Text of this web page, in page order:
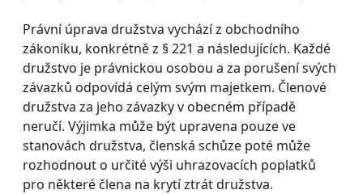
Právní úprava družstva vychází z obchodního
zákoníku, konkrétně z § 221 a následujících. Každé
družstvo je právnickou osobou a za porušení svých
závazků odpovídá celým svým majetkem. Členové
družstva za jeho závazky v obecném případě
neručí. Výjimka může být upravena pouze ve
stanovách družstva, členská schůze poté může
rozhodnout o určité výši uhrazovacích poplatků
pro některé člena na krytí ztrát družstva.